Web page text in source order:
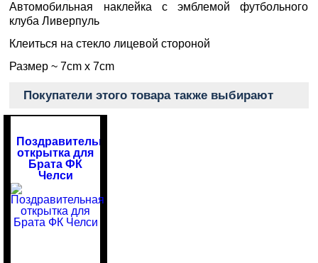
Автомобильная наклейка с эмблемой футбольного
клуба Ливерпуль
Клеиться на стекло лицевой стороной
Размер ~ 7cm x 7cm
Покупатели этого товара также выбирают
Поздравительная
открытка для
Брата ФК
Челси